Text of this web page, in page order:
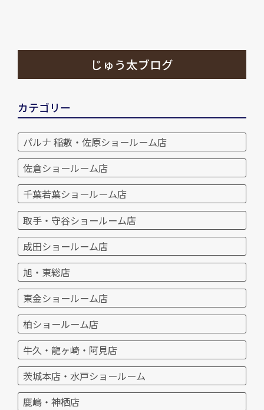
じゅう太ブログ
カテゴリー
パルナ 稲敷・佐原ショールーム店
佐倉ショールーム店
千葉若葉ショールーム店
取手・守谷ショールーム店
成田ショールーム店
旭・東総店
東金ショールーム店
柏ショールーム店
牛久・龍ヶ崎・阿見店
茨城本店・水戸ショールーム
鹿嶋・神栖店